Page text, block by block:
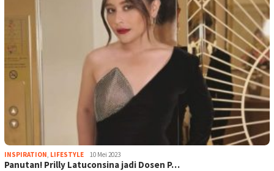
INSPIRATION LIFESTYLE 10 Mei 2023
Panutan! Prilly Latuconsina jadi Dosen P…